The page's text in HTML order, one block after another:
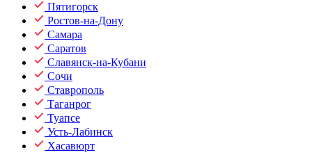
Пятигорск
Ростов-на-Дону
Самара
Саратов
Славянск-на-Кубани
Сочи
Ставрополь
Таганрог
Туапсе
Усть-Лабинск
Хасавюрт